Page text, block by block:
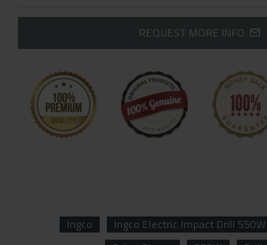
REQUEST MORE INFO
Ingco Electric Impact Drill 550W
Ingco